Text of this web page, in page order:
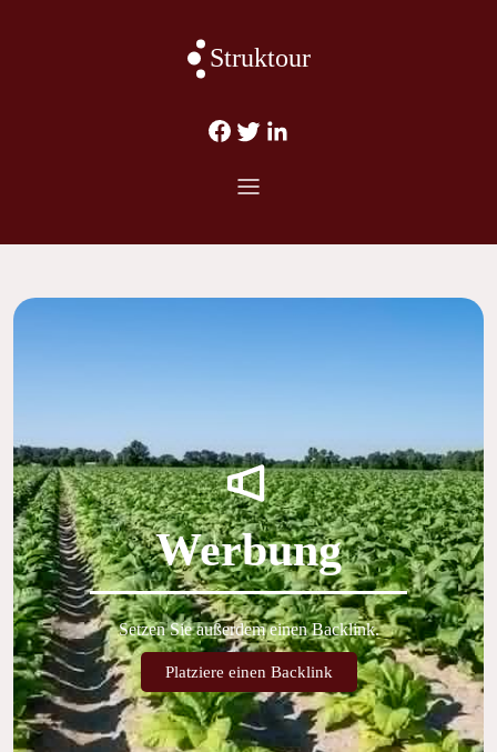
Struktour
Werbung
Setzen Sie außerdem einen Backlink.
Platziere einen Backlink